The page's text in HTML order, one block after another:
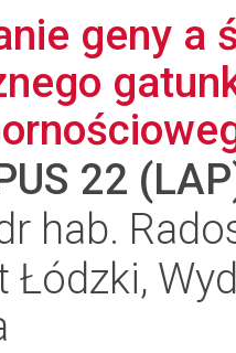
geny a
22
hab.
Łódzki,